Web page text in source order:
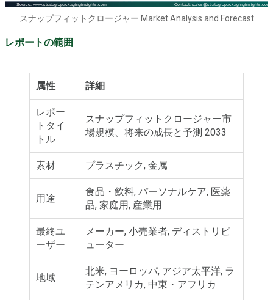
スナップフィットクロージャー Market Analysis and Forecast
レポートの範囲
属性 詳細
レポー
トタイ
トル
スナップフィットクロージャー市
場規模、将来の成長と予測 2033
素材 プラスチック, 金属
用途
食品・飲料, パーソナルケア, 医薬
品, 家庭用, 産業用
最終ユ
ーザー
メーカー, 小売業者, ディストリビ
ューター
地域
北米, ヨーロッパ, アジア太平洋, ラ
テンアメリカ, 中東・アフリカ